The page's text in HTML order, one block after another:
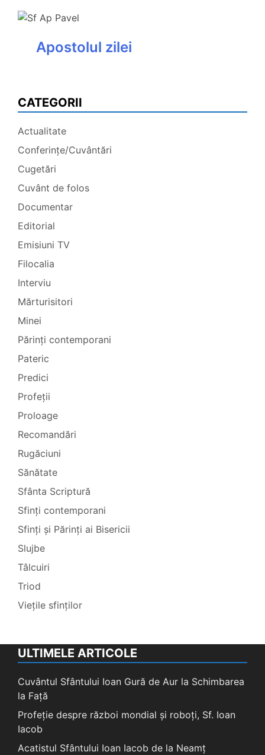
Apostolul zilei
CATEGORII
Actualitate
Conferințe/Cuvântări
Cugetări
Cuvânt de folos
Documentar
Editorial
Emisiuni TV
Filocalia
Interviu
Mărturisitori
Minei
Părinți contemporani
Pateric
Predici
Profeții
Proloage
Recomandări
Rugăciuni
Sănătate
Sfânta Scriptură
Sfinți contemporani
Sfinți și Părinți ai Bisericii
Slujbe
Tâlcuiri
Triod
Viețile sfinților
ULTIMELE ARTICOLE
Cuvântul Sfântului Ioan Gură de Aur la Schimbarea
la Față
Profeție despre război mondial și roboți, Sf. Ioan
Iacob
Acatistul Sfântului Ioan Iacob de la Neamț